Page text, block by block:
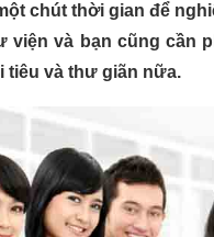
chút thời gian để
viện và bạn cũng cần
tiêu và thư giãn nữa.